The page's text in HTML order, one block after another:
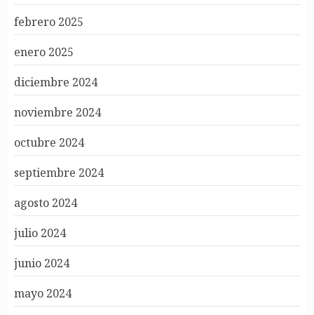
febrero 2025
enero 2025
diciembre 2024
noviembre 2024
octubre 2024
septiembre 2024
agosto 2024
julio 2024
junio 2024
mayo 2024